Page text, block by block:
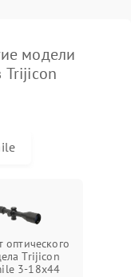
модели
Trijicon
оптического
Trijicon
3-18x44